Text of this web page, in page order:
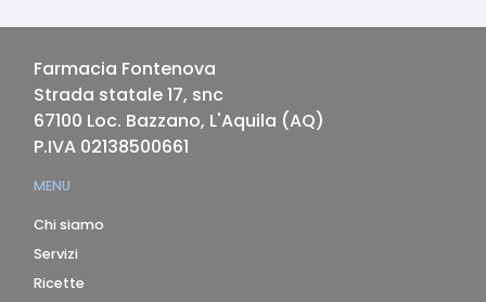
Farmacia Fontenova
Strada statale 17, snc
67100 Loc. Bazzano, L'Aquila (AQ)
P.IVA 02138500661
MENU
Chi siamo
Servizi
Ricette